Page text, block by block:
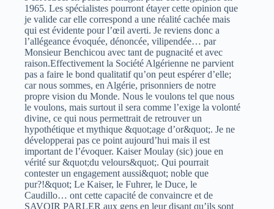
1965. Les spécialistes pourront étayer cette opinion que
je valide car elle correspond a une réalité cachée mais
qui est évidente pour l’œil averti. Je reviens donc a
l’allégeance évoquée, dénoncée, vilipendée… par
Monsieur Benchicou avec tant de pugnacité et avec
raison.Effectivement la Société Algérienne ne parvient
pas a faire le bond qualitatif qu’on peut espérer d’elle;
car nous sommes, en Algérie, prisonniers de notre
propre vision du Monde. Nous le voulons tel que nous
le voulons, mais surtout il sera comme l’exige la volonté
divine, ce qui nous permettrait de retrouver un
hypothétique et mythique &quot;age d’or&quot;. Je ne
développerai pas ce point aujourd’hui mais il est
important de l’évoquer. Kaiser Moulay (sic) joue en
vérité sur &quot;du velours&quot;. Qui pourrait
contester un engagement aussi&quot; noble que
pur?!&quot; Le Kaiser, le Fuhrer, le Duce, le
Caudillo… ont cette capacité de convaincre et de
SAVOIR PARLER aux gens en leur disant qu’ils sont